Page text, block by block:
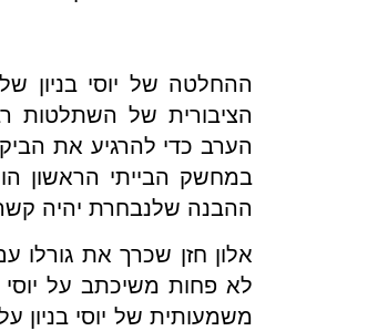
ההחלטה של יוסי בניון
הציבורית של השתלטות
הערב כדי להרגיע את
במחשק הבייתי הראשון
ההבנה שלנבחרת יהיה
אלון חזן שכרך את גורלו
משמעותית של יוסי בניון